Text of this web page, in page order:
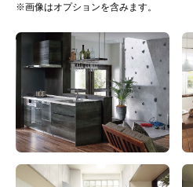
※画像はオプションを含みます。